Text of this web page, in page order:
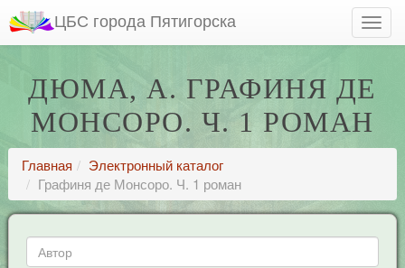
ЦБС города Пятигорска
ДЮМА, А. ГРАФИНЯ ДЕ
МОНСОРО. Ч. 1 РОМАН
Главная
Электронный каталог
Графиня де Монсоро. Ч. 1 роман